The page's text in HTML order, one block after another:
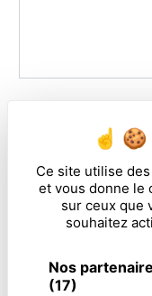
Ce site utilise
et vous donne le
sur ceux que
souhaitez
Nos
(17)
En cochant
particulières ci-